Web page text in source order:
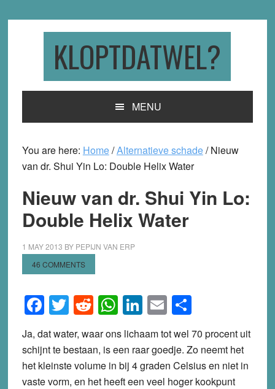
KLOPTDATWEL?
MENU
You are here: Home/Alternatieve schade/Nieuw
van dr. Shui Yin Lo: Double Helix Water
Nieuw van dr. Shui Yin Lo:
Double Helix Water
1 MAY 2013 BY PEPIJN VAN ERP
46 COMMENTS
Facebook
Twitter
Reddit
WhatsApp
LinkedIn
EmailShare
Ja, dat water, waar ons lichaam tot wel 70 procent uit
schijnt te bestaan, is een raar goedje. Zo neemt het
het kleinste volume in bij 4 graden Celsius en niet in
vaste vorm, en het heeft een veel hoger kookpunt